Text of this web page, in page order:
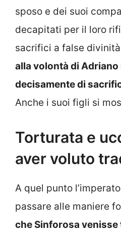
sposo e dei suoi
decapitati per il loro
sacrifici a false
alla volontà di
decisamente di
Anche i suoi figli si
Torturata e
aver voluto
A quel punto
passare alle maniere
che Sinforosa